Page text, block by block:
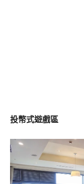
投幣式遊戲區